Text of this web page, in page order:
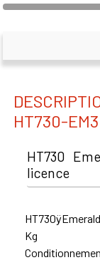
HT730-
HT730
licence
Kg